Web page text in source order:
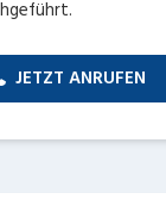
JETZT ANRUFEN